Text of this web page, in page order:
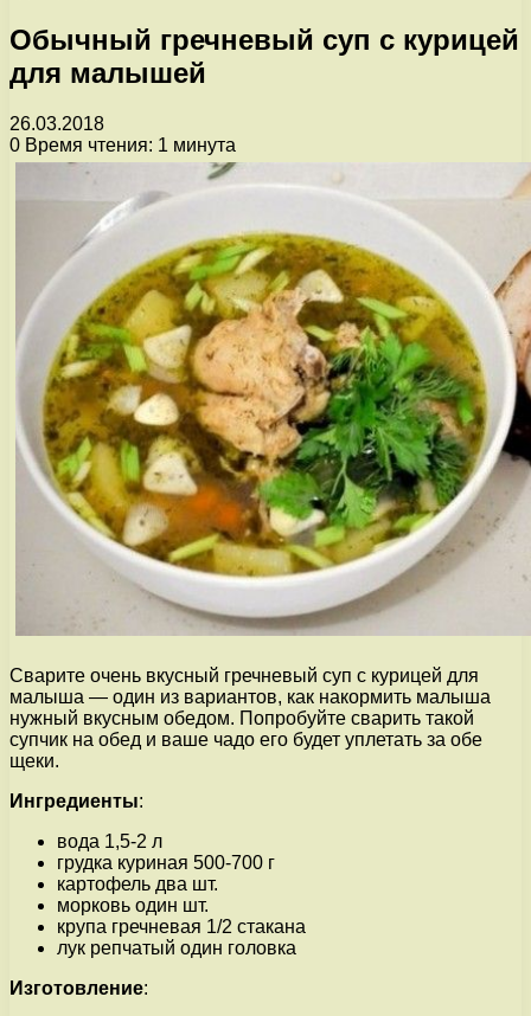
Обычный гречневый суп с курицей
для малышей
26.03.2018
0 Время чтения: 1 минута
Сварите очень вкусный гречневый суп с курицей для
малыша — один из вариантов, как накормить малыша
нужный вкусным обедом. Попробуйте сварить такой
супчик на обед и ваше чадо его будет уплетать за обе
щеки.
Ингредиенты:
вода 1,5-2 л
грудка куриная 500-700 г
картофель два шт.
морковь один шт.
крупа гречневая 1/2 стакана
лук репчатый один головка
Изготовление: